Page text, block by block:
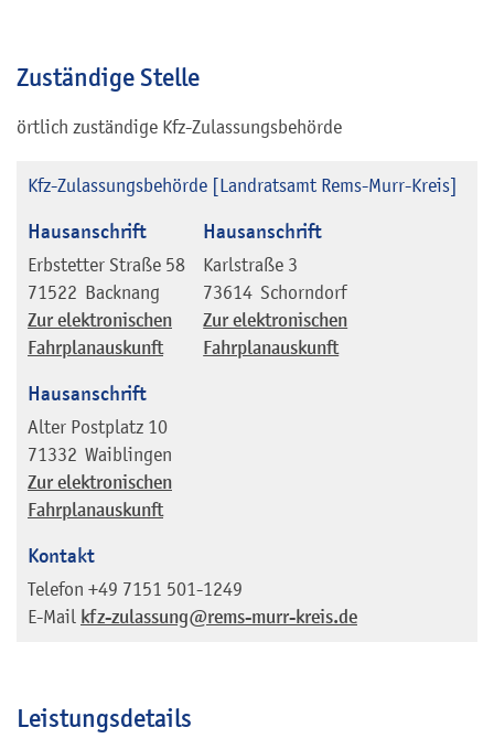
Zuständige Stelle
örtlich zuständige Kfz-Zulassungsbehörde
Kfz-Zulassungsbehörde [Landratsamt Rems-Murr-Kreis]
Hausanschrift
Erbstetter Straße 58
71522 Backnang
Zur elektronischen
Fahrplanauskunft
Hausanschrift
Karlstraße 3
73614 Schorndorf
Zur elektronischen
Fahrplanauskunft
Hausanschrift
Alter Postplatz 10
71332 Waiblingen
Zur elektronischen
Fahrplanauskunft
Kontakt
Telefon +49 7151 501-1249
E-Mail kfz-zulassung@rems-murr-kreis.de
Leistungsdetails